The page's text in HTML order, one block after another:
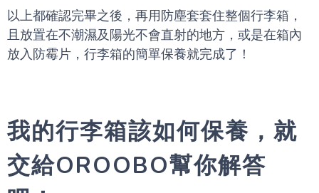
以上都確認完畢之後，再用防塵套套住整個行李箱，
且放置在不潮濕及陽光不會直射的地方，或是在箱內
放入防霉片，行李箱的簡單保養就完成了！
我的行李箱該如何保養，就
交給OROOBO幫你解答